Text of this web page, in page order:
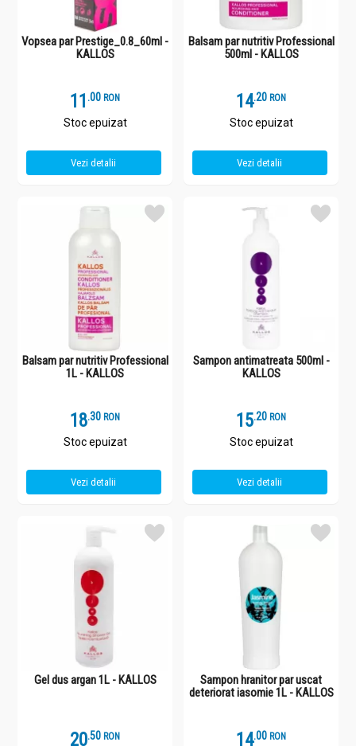
Vopsea par Prestige_0.8_60ml -
KALLOS
11 .0 RON
Stoc epuizat
Vezi detalii
Balsam par nutritiv Professional
500ml - KALLOS
14.2 RON
Stoc epuizat
Vezi detalii
Balsam par nutritiv Professional
1L - KALLOS
18.3 RON
Stoc epuizat
Vezi detalii
Sampon antimatreata 500ml -
KALLOS
15.2 RON
Stoc epuizat
Vezi detalii
Gel dus argan 1L - KALLOS
20.5 RON
Sampon hranitor par uscat
deteriorat iasomie 1L - KALLOS
14.0 RON